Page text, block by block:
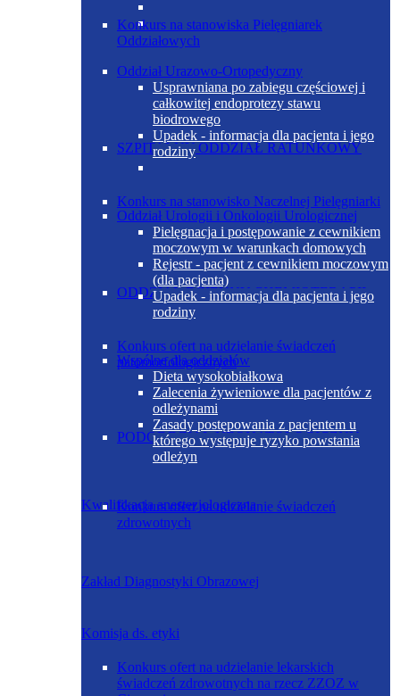
SZPITALNY ODDZIAŁ RATUNKOWY
ODDZIAŁ DZIENNY CHEMIOTERAPII
PODODDZIAŁ NEONATOLOGICZNY
Zakład Diagnostyki Obrazowej
Oddział Urazowo-Ortopedyczny
Usprawniana po zabiegu częściowej i
całkowitej endoprotezy stawu
biodrowego
Upadek - informacja dla pacjenta i jego
rodziny
Oddział Urologii i Onkologii Urologicznej
Pielęgnacja i postępowanie z cewnikiem
moczowym w warunkach domowych
Rejestr - pacjent z cewnikiem moczowym
(dla pacjenta)
Upadek - informacja dla pacjenta i jego
rodziny
Wspólne dla oddziałów
Dieta wysokobiałkowa
Zalecenia żywieniowe dla pacjentów z
odleżynami
Zasady postępowania z pacjentem u
którego występuje ryzyko powstania
odleżyn
Kwalifikacja anestezjologiczna
Komisja ds. etyki
Konkurs na stanowiska Pielęgniarek
Oddziałowych
Konkurs na stanowisko Naczelnej Pielęgniarki
Konkurs ofert na udzielanie świadczeń
patomorfologicznych
Konkurs ofert na udzielanie świadczeń
zdrowotnych
Konkurs ofert na udzielanie lekarskich
świadczeń zdrowotnych na rzecz ZZOZ w